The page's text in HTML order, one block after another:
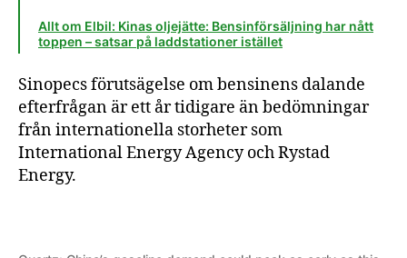
Allt om Elbil: Kinas oljejätte: Bensinförsäljning har nått
toppen – satsar på laddstationer istället
Sinopecs förutsägelse om bensinens dalande
efterfrågan är ett år tidigare än bedömningar
från internationella storheter som
International Energy Agency och Rystad
Energy.